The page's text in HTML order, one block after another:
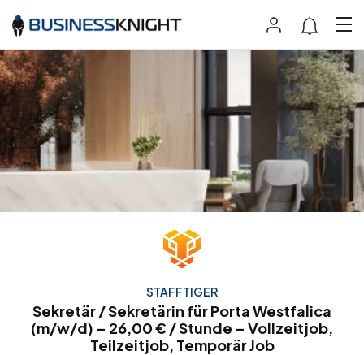
STAFFTIGER
Sekretär / Sekretärin für Porta Westfalica
(m/w/d) – 26,00 € / Stunde – Vollzeitjob,
Teilzeitjob, Temporär Job